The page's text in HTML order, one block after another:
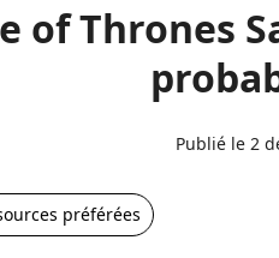
of Thrones
Publié le 2
préférées